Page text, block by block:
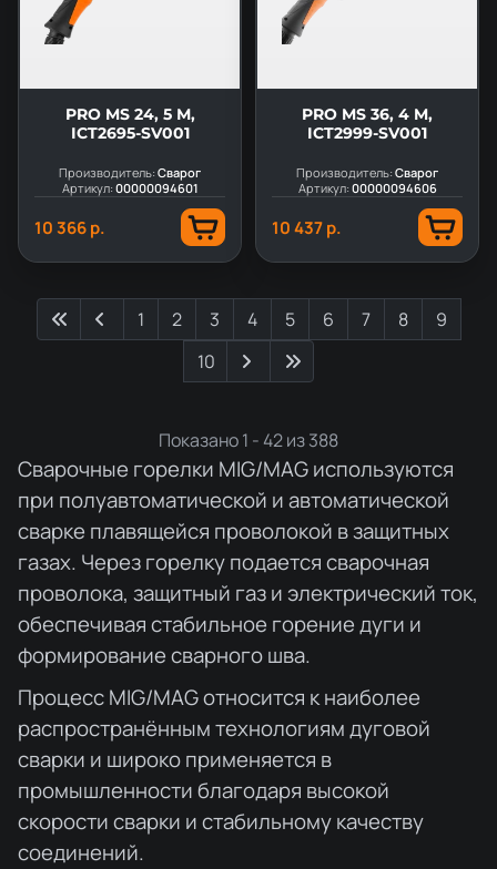
PRO MS 24, 5 М,
ICT2695-SV001
Производитель:Сварог
Артикул:00000094601
10 366 р.
PRO MS 36, 4 M,
ICT2999-SV001
Производитель:Сварог
Артикул:00000094606
10 437 р.
1 2 3 4 5 6 7 8
9
10
Показано 1 - 42 из 388
Сварочные горелки MIG/MAG используются
при полуавтоматической и автоматической
сварке плавящейся проволокой в защитных
газах. Через горелку подается сварочная
проволока, защитный газ и электрический ток,
обеспечивая стабильное горение дуги и
формирование сварного шва.
Процесс MIG/MAG относится к наиболее
распространённым технологиям дуговой
сварки и широко применяется в
промышленности благодаря высокой
скорости сварки и стабильному качеству
соединений.